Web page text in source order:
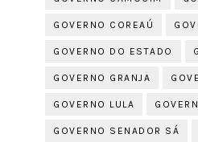
GOVERNO COREAÚ
GOVERNO DO ESTADO
GOVERNO GRANJA
GOVERNO LULA
GOVERNO SENADOR SÁ